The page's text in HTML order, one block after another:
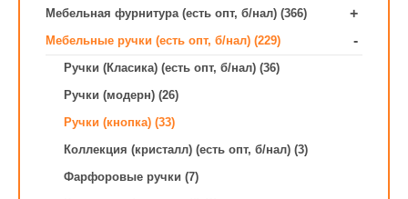
Мебельная фурнитура (есть опт, б/нал) (366) +
Мебельные ручки (есть опт, б/нал) (229) -
Ручки (Класика) (есть опт, б/нал) (36)
Ручки (модерн) (26)
Ручки (кнопка) (33)
Коллекция (кристалл) (есть опт, б/нал) (3)
Фарфоровые ручки (7)